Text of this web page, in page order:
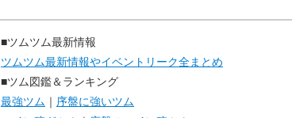
■ツムツム最新情報
ツムツム最新情報やイベントリーク全まとめ
■ツム図鑑＆ランキング
最強ツム ｜ 序盤に強いツム